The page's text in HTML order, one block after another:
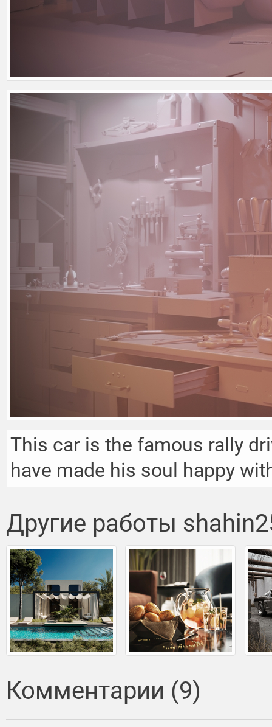
This car is the famous rally
have made his soul happy
Другие работы
Комментарии (9)